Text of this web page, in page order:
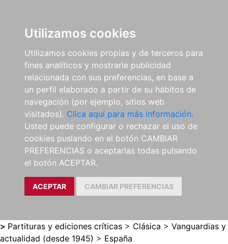
Utilizamos cookies
Utilizamos cookies propias y de terceros para
fines analíticos y mostrarle publicidad
relacionada con sus preferencias, en base a
un perfil elaborado a partir de su hábitos de
navegación (por ejemplo, sitios web
visitados). Clica aquí para más información.
Usted puede configurar o rechazar el uso de
cookies puslando en el botón CAMBIAR
PREFERENCIAS o aceptarlas todas pulsando
el botón ACEPTAR.
ACEPTAR CAMBIAR PREFERENCIAS
> Partituras y ediciones críticas > Clásica > Vanguardias y
actualidad (desde 1945) > España